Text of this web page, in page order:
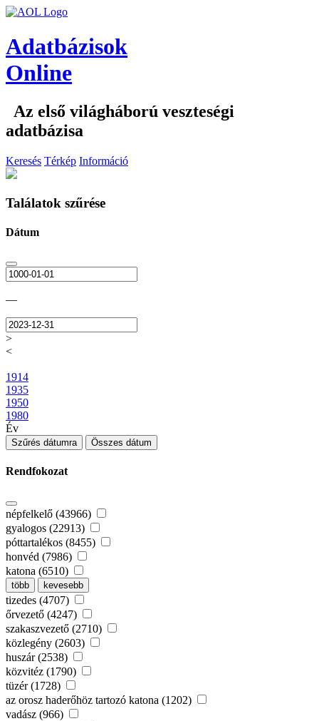
Adatbázisok
Online
Az első világháború veszteségi
adatbázisa
Keresés Térkép Információ
Találatok szűrése
Dátum
—
>
<
1914
1935
1950
1980
Év
Szűrés dátumra Összes dátum
Rendfokozat
népfelkelő (43966)
gyalogos (22913)
póttartalékos (8455)
honvéd (7986)
katona (6510)
több kevesebb
tizedes (4707)
őrvezető (4247)
szakaszvezető (2710)
közlegény (2603)
huszár (2538)
közvitéz (1790)
tüzér (1728)
az orosz haderőhöz tartozó katona (1202)
vadász (966)